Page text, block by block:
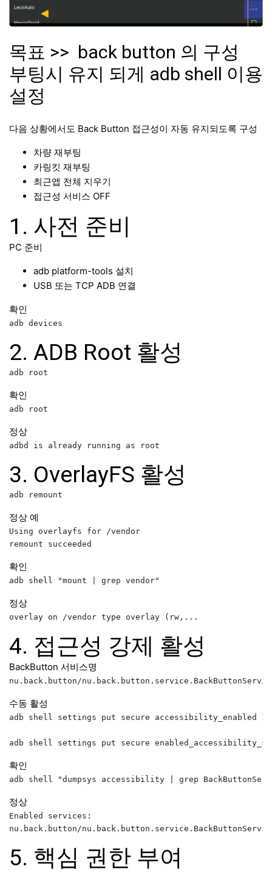
목표 >> back button 의 구성
부팅시 유지 되게 adb shell 이용
설정
다음 상황에서도 Back Button 접근성이 자동 유지되도록 구성
차량 재부팅
카링킷 재부팅
최근앱 전체 지우기
접근성 서비스 OFF
1. 사전 준비
PC 준비
adb platform-tools 설치
USB 또는 TCP ADB 연결
확인
2. ADB Root 활성
확인
정상
3. OverlayFS 활성
정상 예
Using overlayfs for /vendor
확인
정상
4. 접근성 강제 활성
BackButton 서비스명
수동 활성
adb shell settings put secure accessibility_enabled 1
확인
정상
Enabled services:
5. 핵심 권한 부여